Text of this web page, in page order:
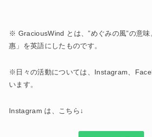
※ GraciousWind とは、”めぐみの風”の意
惠」を英語にしたものです。
※日々の活動については、Instagram、
います。
Instagram は、こちら↓